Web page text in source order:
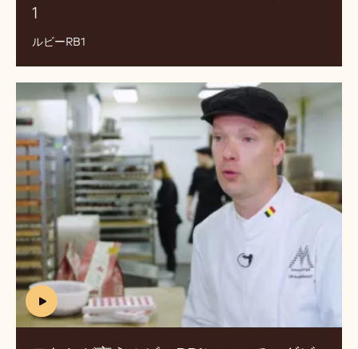
u
b
e
.
c
o
m
/
w
a
t
c
h
?
v
=
(includes
video)
ルビーRB1 - ダビッド・マエンハウト PT.
1(INCLUDES
VIDEO)
ルビーRB1
ッ
ド・
マ
エ
ン
ハ
ウ
ト
pt.
1
フ
た
ち